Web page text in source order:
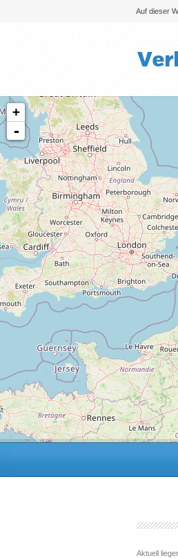
Auf dieser
+
-
Aktuell